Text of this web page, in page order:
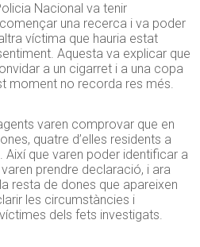
Nacional va tenir
una recerca i va poder
víctima que hauria estat
Aquesta va explicar que
a un cigarret i a una copa
moment no recorda res més.
varen comprovar que en
quatre d’elles residents a
Així que varen poder identificar a
prendre declaració, i ara
resta de dones que apareixen
les circumstàncies i
dels fets investigats.